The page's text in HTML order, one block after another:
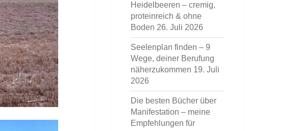
Heidelbeeren – cremig,
proteinreich & ohne
Boden 26. Juli 2026
Seelenplan finden – 9
Wege, deiner Berufung
näherzukommen 19. Juli
2026
Die besten Bücher über
Manifestation – meine
Empfehlungen für